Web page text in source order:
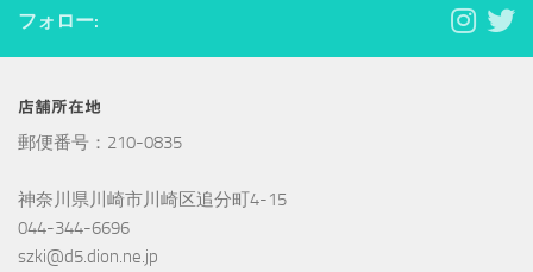
フォロー:
店舗所在地
郵便番号：210-0835
神奈川県川崎市川崎区追分町4-15
044-344-6696
szki@d5.dion.ne.jp